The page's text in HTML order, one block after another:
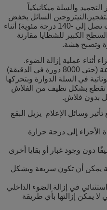
والسلة ميكانيكياً
السائل يخفض
درجة الحرارة (في بعض الحالات تصل إلى -140 درجة مئوية) أثناء
الكبير للشظايا مقارنة
وتصبح هشة.
أثناء عملية إزالة الضوء.
محرك الدفع الفريد عالي السرعة (حتى 8000 دورة في الدقيقة)
في السلة الدوارة وبتحركها
تقطع بشكل نظيف من الفلاش
بدون فلاش.
وسائل الإعلام ‬ يزيل البقع
الأجزاء إلى درجة حرارة
‬دون وجود غبار أو بقايا أخرى
يمكن أن تكون سريعة وبشكل
في إزالة الضوء الداخلي
لا يمكن إزالتها بأي طريقة